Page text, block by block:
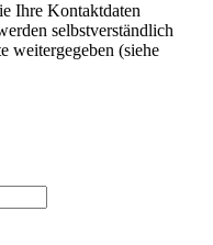
Ihre Kontaktdaten
selbstverständlich
weitergegeben (siehe